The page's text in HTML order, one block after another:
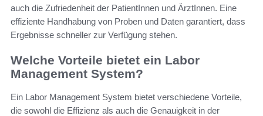
auch die Zufriedenheit der PatientInnen und ÄrztInnen. Eine
effiziente Handhabung von Proben und Daten garantiert, dass
Ergebnisse schneller zur Verfügung stehen.
Welche Vorteile bietet ein Labor
Management System?
Ein Labor Management System bietet verschiedene Vorteile,
die sowohl die Effizienz als auch die Genauigkeit in der